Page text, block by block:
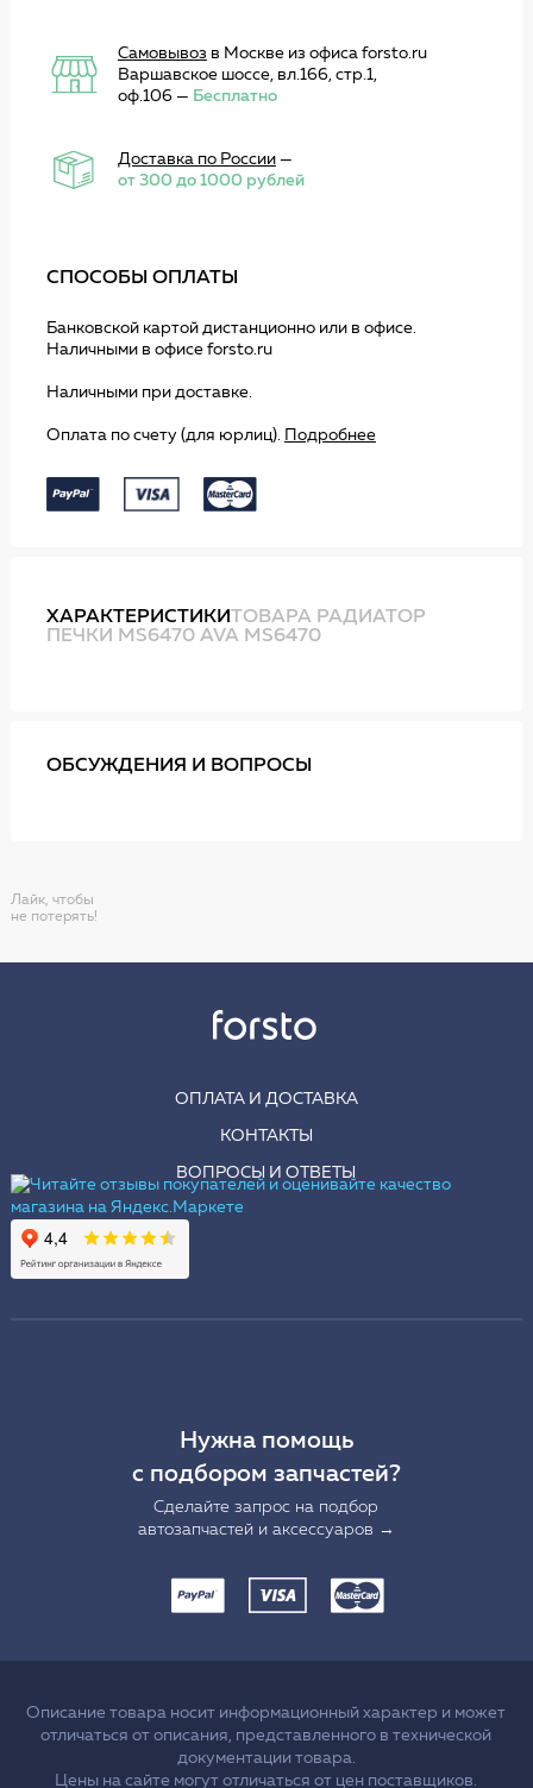
Самовывоз в Москве из офиса forsto.ru
Варшавское шоссе, вл.166, стр.1,
оф.106 — Бесплатно
Доставка по России—
от 300 до 1000 рублей
СПОСОБЫ ОПЛАТЫ
Банковской картой дистанционно или в офисе.
Наличными в офисе forsto.ru
Наличными при доставке.
Оплата по счету (для юрлиц). Подробнее
ХАРАКТЕРИСТИКИТОВАРА РАДИАТОР
ПЕЧКИ MS6470 AVA MS6470
ОБСУЖДЕНИЯ И ВОПРОСЫ
Лайк, чтобы
не потерять!
ОПЛАТА И ДОСТАВКА
КОНТАКТЫ
ВОПРОСЫ И ОТВЕТЫ
Нужна помощь
с подбором запчастей?
Сделайте запрос на подбор
автозапчастей и аксессуаров →
Описание товара носит информационный характер и может
отличаться от описания, представленного в технической
документации товара.
Цены на сайте могут отличаться от цен поставщиков.